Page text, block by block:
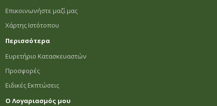
Επικοινωνήστε μαζί μας
Χάρτης Ιστότοπου
Περισσότερα
Ευρετήριο Κατασκευαστών
Προσφορές
Ειδικές Εκπτώσεις
Ο Λογαριασμός μου